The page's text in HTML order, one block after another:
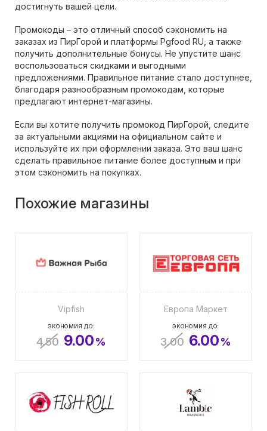
достигнуть вашей цели.
Промокоды – это отличный способ сэкономить на
заказах из ПирГорой и платформы Pgfood RU, а также
получить дополнительные бонусы. Не упустите шанс
воспользоваться скидками и выгодными
предложениями. Правильное питание стало доступнее,
благодаря разнообразным промокодам, которые
предлагают интернет-магазины.
Если вы хотите получить промокод ПирГорой, следите
за актуальными акциями на официальном сайте и
используйте их при оформлении заказа. Это ваш шанс
сделать правильное питание более доступным и при
этом сэкономить на покупках.
Похожие магазины
Vipfish
ЭКОНОМИЯ ДО:
4.50 9.00%
Европа Маркет
ЭКОНОМИЯ ДО:
3.00 6.00%